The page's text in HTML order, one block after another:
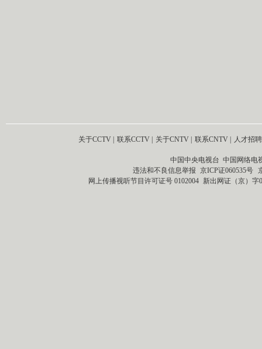
关于CCTV 联系CCTV 关于CNTV 联系CNTV 人才招聘
中国中央电视台 中国网络电
违法和不良信息举报 京ICP证060535号
网上传播视听节目许可证号 0102004 新出网证（京）